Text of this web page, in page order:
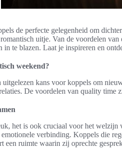
de perfecte gelegenheid om
uitje. Van de voordelen
in te blazen. Laat je inspireren en
weekend?
kans voor koppels om
De voordelen van quality
het is ook cruciaal voor het
verbinding. Koppels die
een ruimte waarin zij oprechte